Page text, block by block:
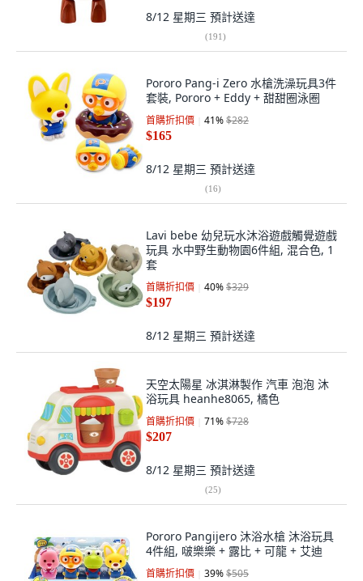
8/12 星期三 預計送達
(191)
Pororo Pang-i Zero 水槍洗澡玩具3件
套裝, Pororo + Eddy + 甜甜圈泳圈
首購折扣價 41%$282
$165
8/12 星期三 預計送達
(16)
Lavi bebe 幼兒玩水沐浴遊戲觸覺遊戲
玩具 水中野生動物園6件組, 混合色, 1
套
首購折扣價 40%$329
$197
8/12 星期三 預計送達
天空太陽星 冰淇淋製作 汽車 泡泡 沐
浴玩具 heanhe8065, 橘色
首購折扣價 71%$728
$207
8/12 星期三 預計送達
(25)
Pororo Pangijero 沐浴水槍 沐浴玩具
4件組, 啵樂樂 + 露比 + 可龍 + 艾迪
首購折扣價 39%$505